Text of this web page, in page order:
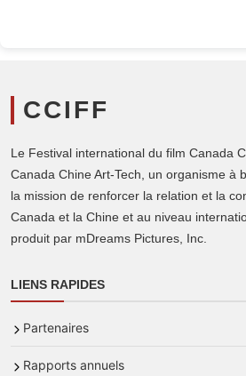
CCIFF
Le Festival international du film Canada
Canada Chine Art-Tech, un organisme à
la mission de renforcer la relation et la
Canada et la Chine et au niveau
produit par mDreams Pictures, Inc.
LIENS RAPIDES
Partenaires
Rapports annuels